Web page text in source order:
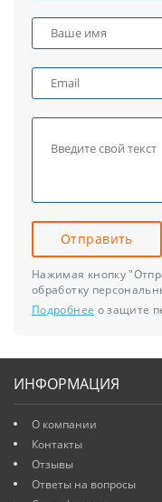
Отправить
Нажимая кнопку
обработку
Подробнее о защите
ИНФОРМАЦИЯ
О компании
Контакты
Отзывы
Ответы на вопросы